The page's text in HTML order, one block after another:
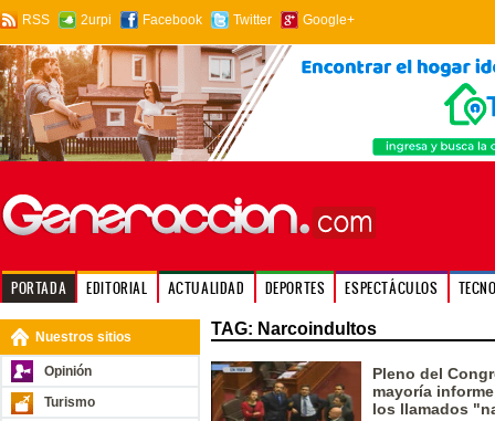
RSS 2urpi Facebook Twitter Google+
PORTADA EDITORIAL ACTUALIDAD DEPORTES ESPECTÁCULOS
Nuestros sitios
Opinión
Turismo
TAG: Narcoindultos
Pleno del
mayoría
los llamados